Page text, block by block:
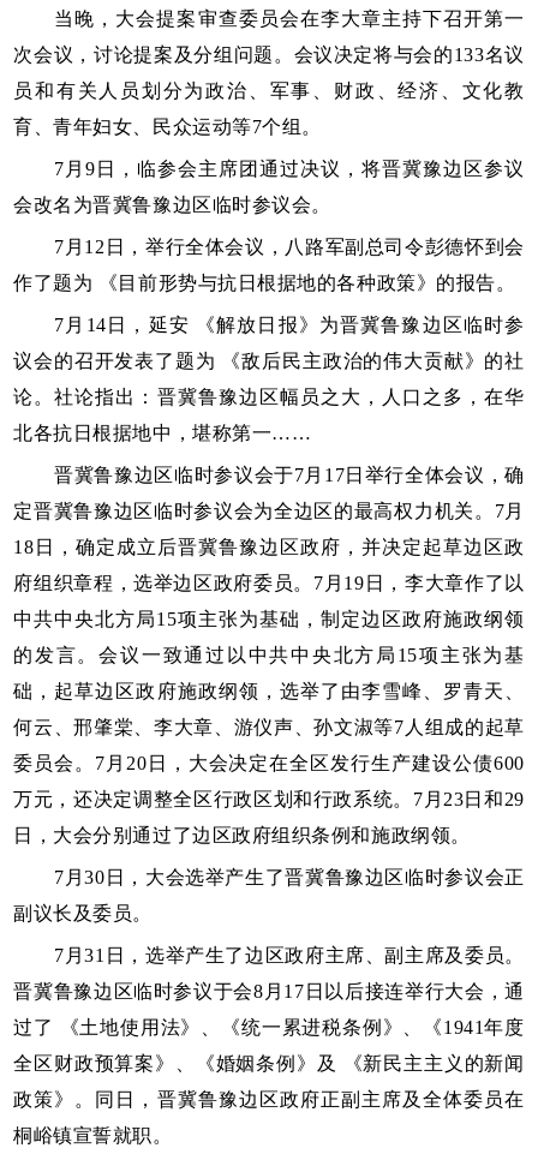
当晚，大会提案审查委员会在李大章主持下召开第一
次会议，讨论提案及分组问题。会议决定将与会的133名议
员和有关人员划分为政治、军事、财政、经济、文化教
育、青年妇女、民众运动等7个组。
7月9日，临参会主席团通过决议，将晋冀豫边区参议
会改名为晋冀鲁豫边区临时参议会。
7月12日，举行全体会议，八路军副总司令彭德怀到会
作了题为 《目前形势与抗日根据地的各种政策》的报告。
7月14日，延安 《解放日报》为晋冀鲁豫边区临时参
议会的召开发表了题为 《敌后民主政治的伟大贡献》的社
论。社论指出：晋冀鲁豫边区幅员之大，人口之多，在华
北各抗日根据地中，堪称第一……
晋冀鲁豫边区临时参议会于7月17日举行全体会议，确
定晋冀鲁豫边区临时参议会为全边区的最高权力机关。7月
18日，确定成立后晋冀鲁豫边区政府，并决定起草边区政
府组织章程，选举边区政府委员。7月19日，李大章作了以
中共中央北方局15项主张为基础，制定边区政府施政纲领
的发言。会议一致通过以中共中央北方局15项主张为基
础，起草边区政府施政纲领，选举了由李雪峰、罗青天、
何云、邢肇棠、李大章、游仪声、孙文淑等7人组成的起草
委员会。7月20日，大会决定在全区发行生产建设公债600
万元，还决定调整全区行政区划和行政系统。7月23日和29
日，大会分别通过了边区政府组织条例和施政纲领。
7月30日，大会选举产生了晋冀鲁豫边区临时参议会正
副议长及委员。
7月31日，选举产生了边区政府主席、副主席及委员。
晋冀鲁豫边区临时参议于会8月17日以后接连举行大会，通
过了 《土地使用法》、《统一累进税条例》、《1941年度
全区财政预算案》、《婚姻条例》及 《新民主主义的新闻
政策》。同日，晋冀鲁豫边区政府正副主席及全体委员在
桐峪镇宣誓就职。